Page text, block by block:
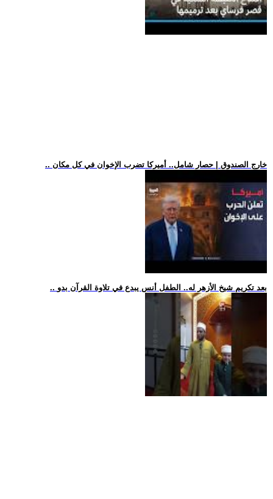
.. خارج الصندوق | حصار شامل.. أميركا تضرب الإخوان في كل مكان
.. بعد تكريم شيخ الأزهر له.. الطفل أنس يبدع في تلاوة القرآن بدو